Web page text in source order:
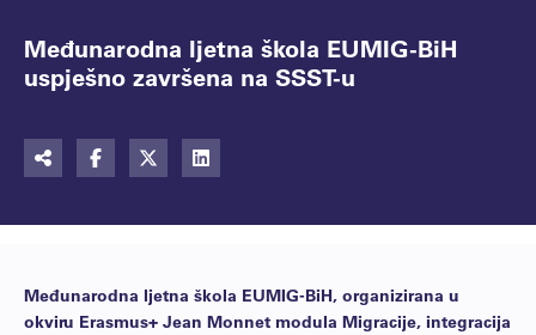
Međunarodna ljetna škola EUMIG-BiH
uspješno završena na SSST-u
Međunarodna ljetna škola EUMIG-BiH, organizirana u
okviru Erasmus+ Jean Monnet modula Migracije, integracija